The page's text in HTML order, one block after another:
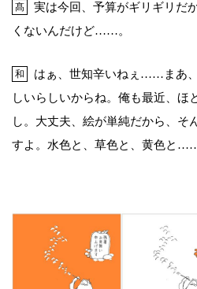
髙
実は今回、予算がギリギリだ
くないんだけど……。
和
はぁ、世知辛いねぇ……まあ
しいらしいからね。俺も最近、ほ
し。大丈夫、絵が単純だから、そ
すよ。水色と、草色と、黄色と……